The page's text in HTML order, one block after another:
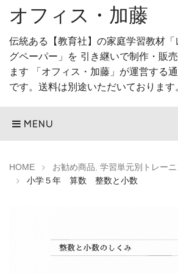
オフィス・加藤
伝統ある【教育社】の家庭学習教材「
グペーパー」を 引き継いで制作・販
ます 「オフィス・加藤」が運営する
です。送料は別途いただいております
MENU
HOME お勧め商品, 学習単元別トレー
小学５年 算数 整数と小数